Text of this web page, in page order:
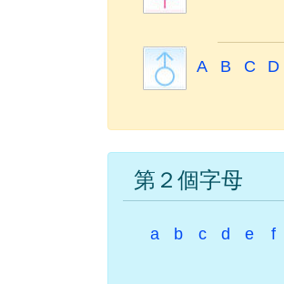
A B C D
第２個字母
a b c d e f